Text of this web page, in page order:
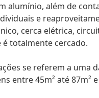
alumínio, além de
e
cerca elétrica,
é totalmente cercado.
se referem a uma
entre 45m² até 87m²